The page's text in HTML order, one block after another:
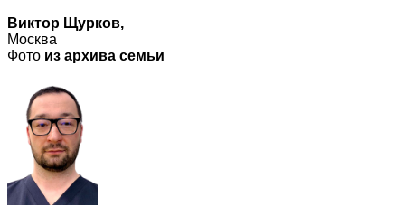
Виктор Щурков,
Москва
Фото из архива семьи